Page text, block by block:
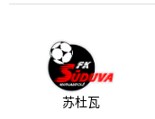
苏杜瓦